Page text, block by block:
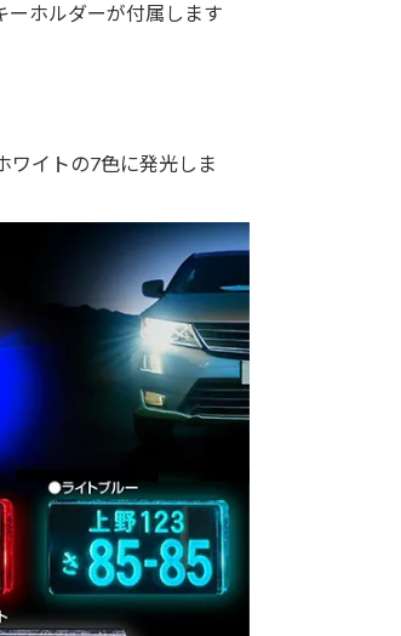
ーホルダーが付属します
ワイトの7色に発光しま